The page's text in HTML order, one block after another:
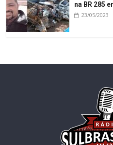
na BR 285
23/05/2023